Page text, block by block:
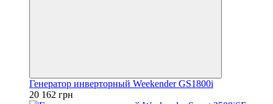
Генератор инверторный Weekender GS1800i
20 162 грн